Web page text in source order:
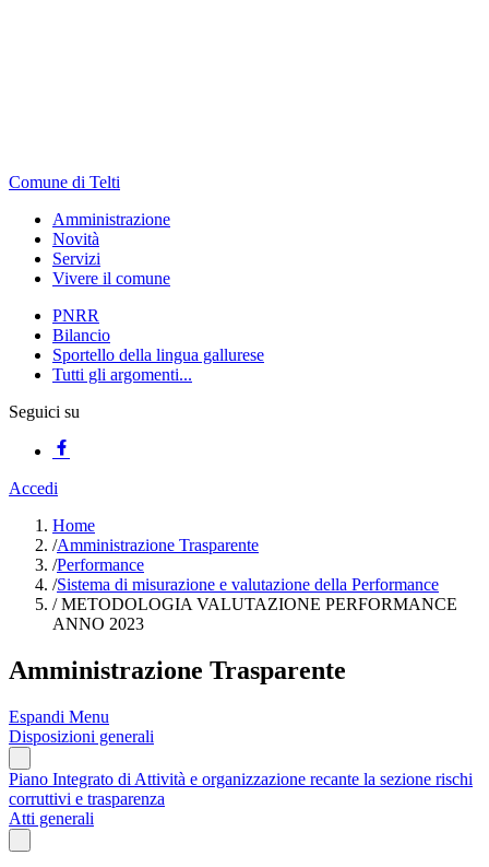
Comune di Telti
Amministrazione
Novità
Servizi
Vivere il comune
PNRR
Bilancio
Sportello della lingua gallurese
Tutti gli argomenti...
Seguici su
Accedi
Home
/Amministrazione Trasparente
/Performance
/Sistema di misurazione e valutazione della Performance
/METODOLOGIA VALUTAZIONE PERFORMANCE
ANNO 2023
Amministrazione Trasparente
Espandi Menu
Disposizioni generali
Piano Integrato di Attività e organizzazione recante la sezione rischi
corruttivi e trasparenza
Atti generali